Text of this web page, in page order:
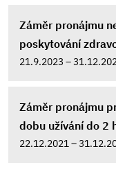
Záměr pronájmu
poskytování
21.9.2023 –
Záměr pronájmu
dobu užívání do 2
22.12.2021 –